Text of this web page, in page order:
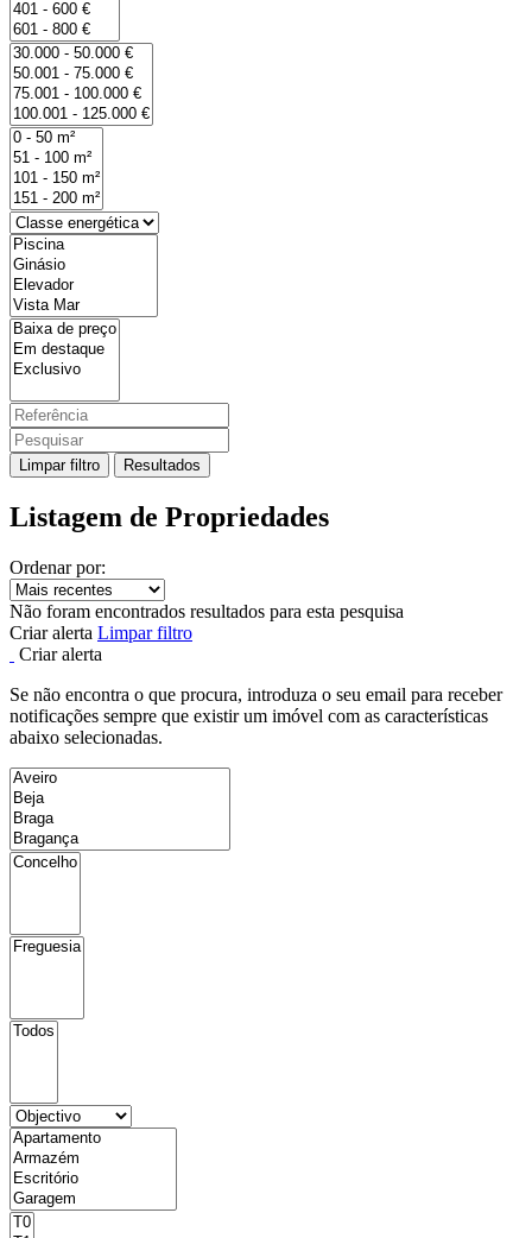
Limpar filtro Resultados
Listagem de Propriedades
Ordenar por:
Não foram encontrados resultados para esta pesquisa
Criar alerta Limpar filtro
Criar alerta
Se não encontra o que procura, introduza o seu email para receber
notificações sempre que existir um imóvel com as características
abaixo selecionadas.